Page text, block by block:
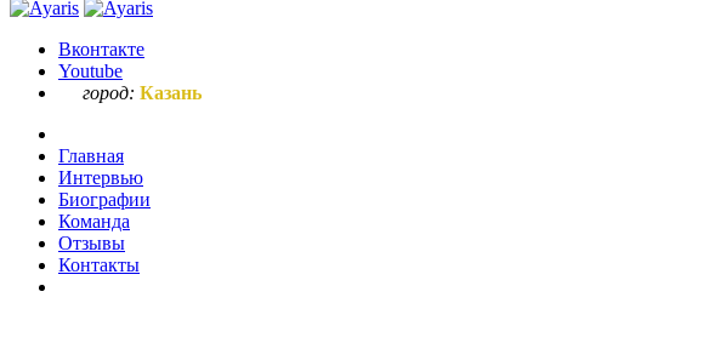
Вконтакте
Youtube
город: Казань
Главная
Интервью
Биографии
Команда
Отзывы
Контакты